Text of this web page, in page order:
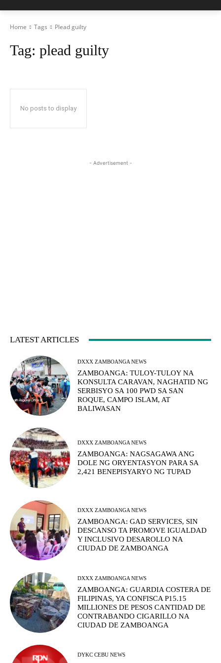
Home Tags Plead guilty
Tag: plead guilty
No posts to display
- Advertisement -
LATEST ARTICLES
DXXX ZAMBOANGA NEWS
ZAMBOANGA: TULOY-TULOY NA
KONSULTA CARAVAN, NAGHATID NG
SERBISYO SA 100 PWD SA SAN
ROQUE, CAMPO ISLAM, AT
BALIWASAN
DXXX ZAMBOANGA NEWS
ZAMBOANGA: NAGSAGAWA ANG
DOLE NG ORYENTASYON PARA SA
2,421 BENEPISYARYO NG TUPAD
DXXX ZAMBOANGA NEWS
ZAMBOANGA: GAD SERVICES, SIN
DESCANSO TA PROMOVE IGUALDAD
Y INCLUSIVO DESAROLLO NA
CIUDAD DE ZAMBOANGA
DXXX ZAMBOANGA NEWS
ZAMBOANGA: GUARDIA COSTERA DE
FILIPINAS, YA CONFISCA P15.15
MILLIONES DE PESOS CANTIDAD DE
CONTRABANDO CIGARILLO NA
CIUDAD DE ZAMBOANGA
DYKC CEBU NEWS